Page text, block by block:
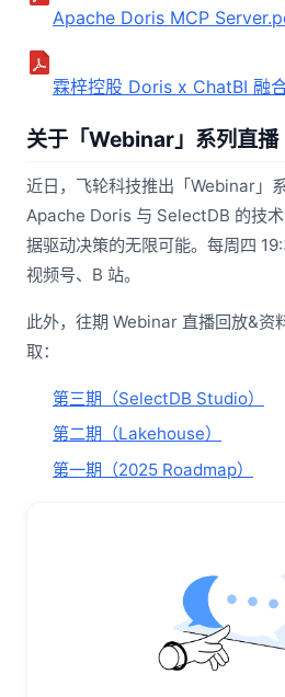
Apache Doris MCP
霖梓控股 Doris x ChatBI 融
关于「Webinar」系列直播
近日，飞轮科技推出「Webinar
Apache Doris 与 SelectDB 的技
据驱动决策的无限可能。每周四
视频号、B 站。
此外，往期 Webinar 直播回放&资
取：
第三期（SelectDB Studio）
第二期（Lakehouse）
第一期（2025 Roadmap）